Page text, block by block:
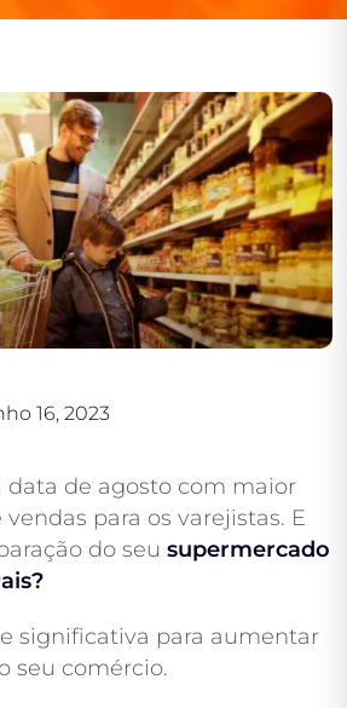
16, 2023
data de agosto com maior
para os varejistas. E
do seu supermercado
significativa para aumentar
seu comércio.